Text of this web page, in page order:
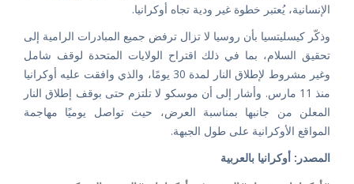
الإنسانية، يُعتبر خطوة غير ودية تجاه أوكرانيا.
وذكّر كيسليتسيا بأن روسيا لا تزال ترفض جميع المبادرات الرامية إلى
تحقيق السلام، بما في ذلك اقتراح الولايات المتحدة لوقف شامل
وغير مشروط لإطلاق النار لمدة 30 يومًا، والذي وافقت عليه أوكرانيا
منذ 11 مارس. وأشار إلى أن موسكو لا تلتزم حتى بوقف إطلاق النار
المعلن من جانبها بمناسبة العرض، حيث تواصل يوميًا مهاجمة
المواقع الأوكرانية على طول الجبهة.
المصدر: أوكرانيا بالعربية